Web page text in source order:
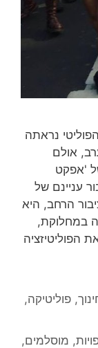
נראתה
אולם
'אפקט
עניינם של
הרחב, היא
במחלוקת,
הפוליטיזציה
,פוליטיקה,
, מוסלמים,